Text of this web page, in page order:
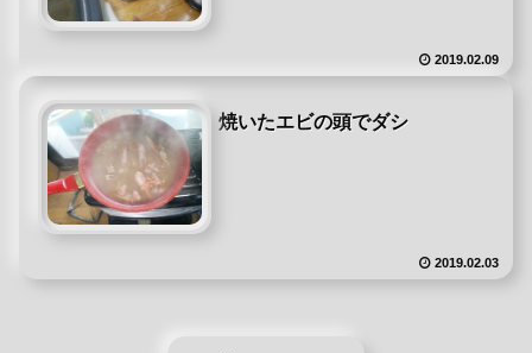
2019.02.09
焼いたエビの頭でダシ
2019.02.03